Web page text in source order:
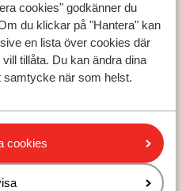
cookies" godkänner du
du klickar på "Hantera" kan
en lista över cookies där
tillåta. Du kan ändra dina
samtycke när som helst.
cookies
sydkust
städer
stad